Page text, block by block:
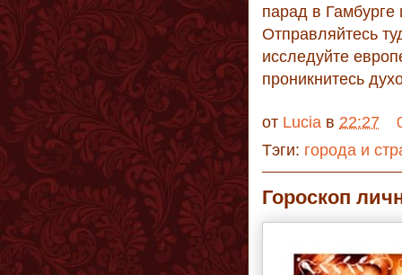
парад в
Отправляйтесь
исследуйте
проникнитесь
от Lucia в 22:27
Тэги: города и
Гороскоп